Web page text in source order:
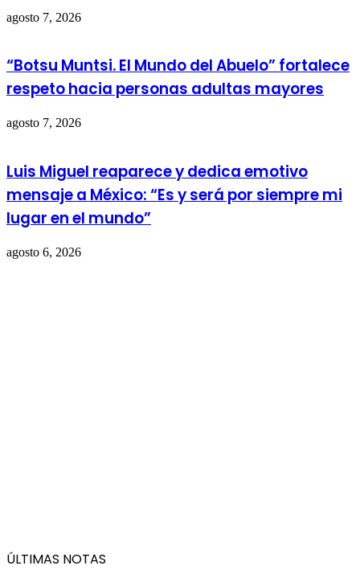
agosto 7, 2026
“Botsu Muntsi. El Mundo del Abuelo” fortalece
respeto hacia personas adultas mayores
agosto 7, 2026
Luis Miguel reaparece y dedica emotivo
mensaje a México: “Es y será por siempre mi
lugar en el mundo”
agosto 6, 2026
ÚLTIMAS NOTAS